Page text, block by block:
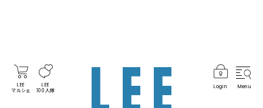
LEE
マルシェ
LEE
100人隊
Login Menu